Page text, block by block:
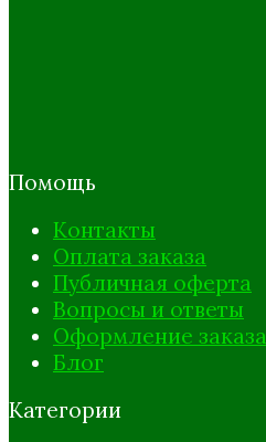
Помощь
Контакты
Оплата заказа
Публичная оферта
Вопросы и ответы
Оформление заказа
Блог
Категории